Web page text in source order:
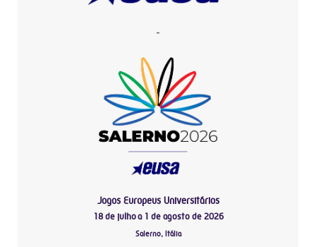
-
Jogos Europeus Universitários
18 de julho a 1 de agosto de 2026
Salerno, Itália